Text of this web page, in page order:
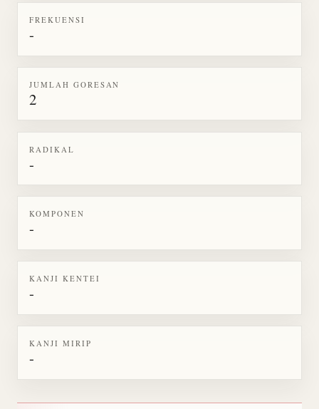
FREKUENSI
-
JUMLAH GORESAN
2
RADIKAL
-
KOMPONEN
-
KANJI KENTEI
-
KANJI MIRIP
-